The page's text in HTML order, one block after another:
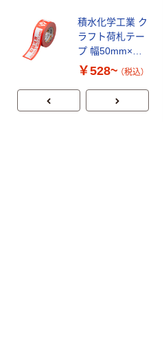
積水化学工業 ク
ラフト荷札テー
プ 幅50mm×長
さ50m
￥528~ （税込）